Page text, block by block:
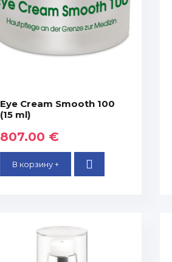
Eye Cream Smooth 100
(15 ml)
807.00 €
В корзину +